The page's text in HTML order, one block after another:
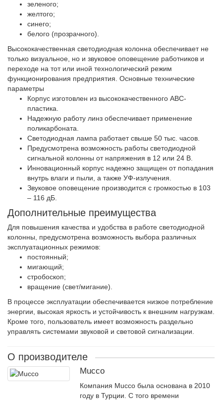
зеленого;
желтого;
синего;
белого (прозрачного).
Высококачественная светодиодная колонна обеспечивает не
только визуальное, но и звуковое оповещение работников и
переходе на тот или иной технологический режим
функционирования предприятия. Основные технические
параметры
Корпус изготовлен из высококачественного ABC-
пластика.
Надежную работу линз обеспечивает применение
поликарбоната.
Светодиодная лампа работает свыше 50 тыс. часов.
Предусмотрена возможность работы светодиодной
сигнальной колонны от напряжения в 12 или 24 В.
Инновационный корпус надежно защищен от попадания
внутрь влаги и пыли, а также УФ-излучения.
Звуковое оповещение производится с громкостью в 103
– 116 дБ.
Дополнительные преимущества
Для повышения качества и удобства в работе светодиодной
колонны, предусмотрена возможность выбора различных
эксплуатационных режимов:
постоянный;
мигающий;
стробоскоп;
вращение (свет/мигание).
В процессе эксплуатации обеспечивается низкое потребление
энергии, высокая яркость и устойчивость к внешним нагрузкам.
Кроме того, пользователь имеет возможность раздельно
управлять системами звуковой и световой сигнализации.
О производителе
Mucco
Компания Mucco была основана в 2010
году в Турции. С того времени